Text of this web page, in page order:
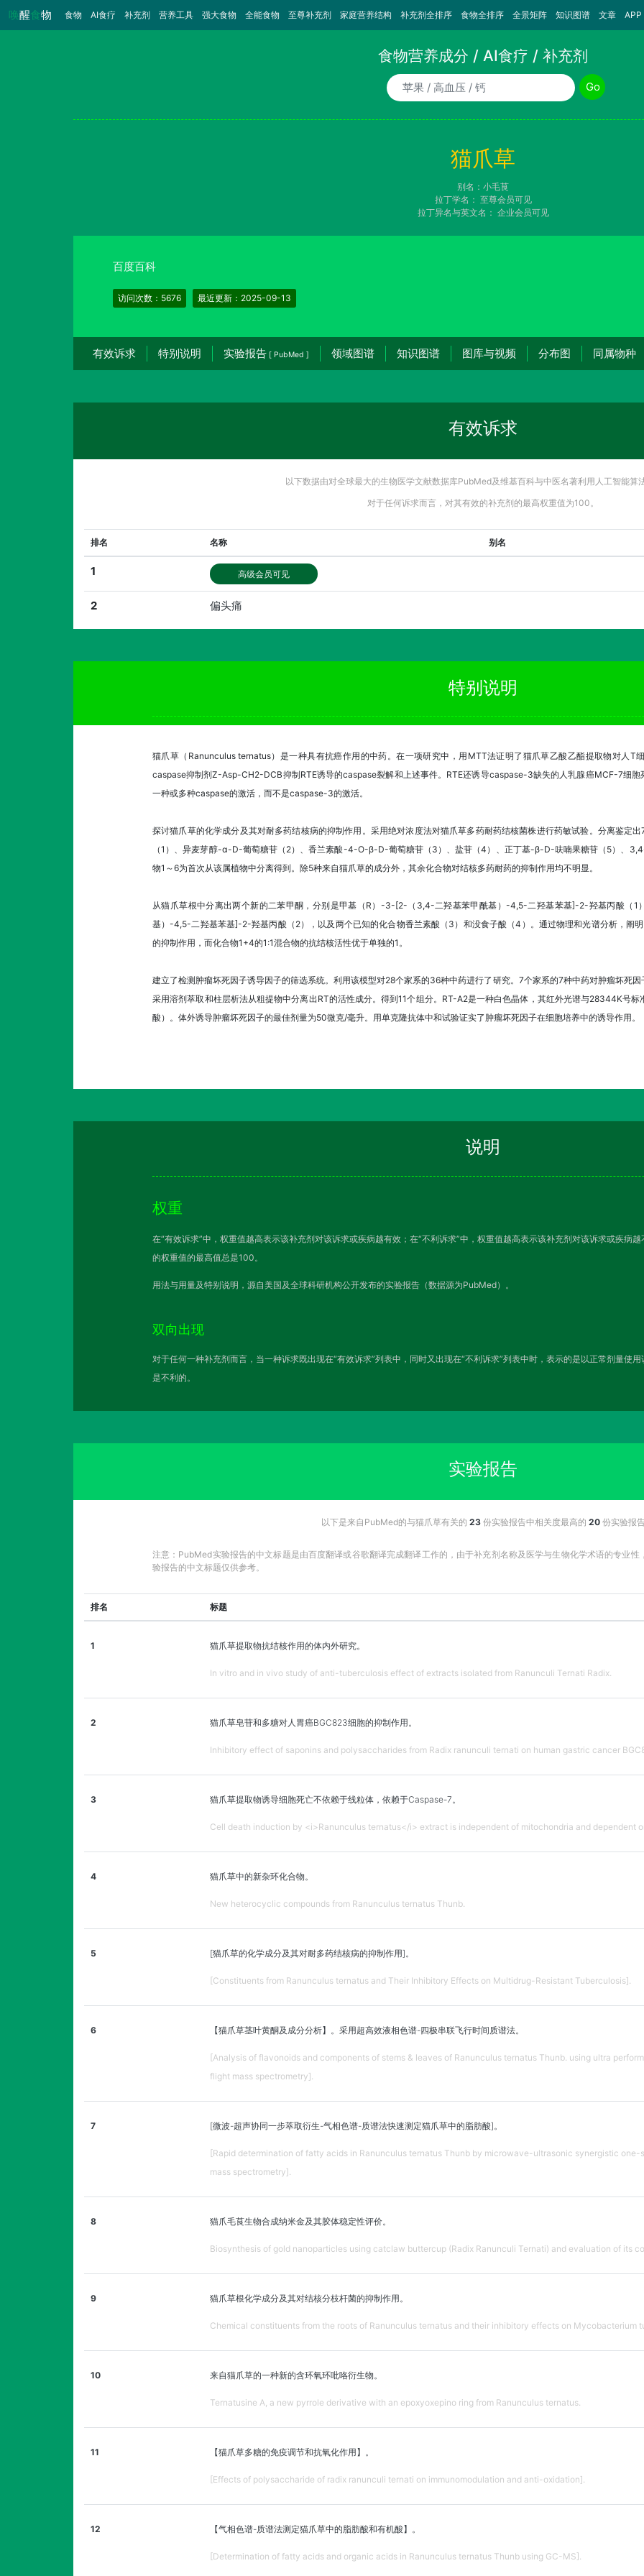
唤醒食物 食物 （当前）
AI食疗 补充剂 营养工具 强大食物 全能食物 至尊补充剂 家庭营养结构 补充剂全排序 食物全排序 全景矩阵 知识图谱 文章 APP
食物营养成分 / AI食疗 / 补充剂
食物/AI食疗诉求/补充剂名称
Go
猫爪草
别名：小毛茛
拉丁学名： 至尊会员可见
拉丁异名与英文名： 企业会员可见
百度百科
访问次数：5676 最近更新：2025-09-13
有效诉求 特别说明 实验报告 [ PubMed ] 领域图谱 知识图谱 图库与视频 分布图 同属物种
有效诉求
以下数据由对全球最大的生物医学文献数据库PubMed及维基百科与中医名著利用人工智能算
对于任何诉求而言，对其有效的补充剂的最高权重值为100。
排名 名称 别名
1 高级会员可见
2 偏头痛
特别说明
猫爪草（Ranunculus ternatus）是一种具有抗癌作用的中药。在一项研究中，用MTT法证明了猫爪草乙酸乙酯提取物对人T
caspase抑制剂Z-Asp-CH2-DCB抑制RTE诱导的caspase裂解和上述事件。RTE还诱导caspase-3缺失的人乳腺癌MCF-7细胞
一种或多种caspase的激活，而不是caspase-3的激活。
探讨猫爪草的化学成分及其对耐多药结核病的抑制作用。采用绝对浓度法对猫爪草多药耐药结核菌株进行药敏试验。分离鉴定
（1）、异麦芽醇-α-D-葡萄糖苷（2）、香兰素酸-4-O-β-D-葡萄糖苷（3）、盐苷（4）、正丁基-β-D-呋喃果糖苷（5）、
物1～6为首次从该属植物中分离得到。除5种来自猫爪草的成分外，其余化合物对结核多药耐药的抑制作用均不明显。
从猫爪草根中分离出两个新的二苯甲酮，分别是甲基（R）-3-[2-（3,4-二羟基苯甲酰基）-4,5-二羟基苯基]-2-羟基丙酸（
基）-4,5-二羟基苯基]-2-羟基丙酸（2），以及两个已知的化合物香兰素酸（3）和没食子酸（4）。通过物理和光谱分析，阐
的抑制作用，而化合物1+4的1:1混合物的抗结核活性优于单独的1。
建立了检测肿瘤坏死因子诱导因子的筛选系统。利用该模型对28个家系的36种中药进行了研究。7个家系的7种中药对肿瘤坏死因
采用溶剂萃取和柱层析法从粗提物中分离出RT的活性成分。得到11个组分。RT-A2是一种白色晶体，其红外光谱与28344K号
酸）。体外诱导肿瘤坏死因子的最佳剂量为50微克/毫升。用单克隆抗体中和试验证实了肿瘤坏死因子在细胞培养中的诱导作用。
说明
权重
在“有效诉求”中，权重值越高表示该补充剂对该诉求或疾病越有效；在“不利诉求”中，权重值越高表示该补充剂对该诉求或疾病
的权重值的最高值总是100。
用法与用量及特别说明，源自美国及全球科研机构公开发布的实验报告（数据源为PubMed）。
双向出现
对于任何一种补充剂而言，当一种诉求既出现在“有效诉求”列表中，同时又出现在“不利诉求”列表中时，表示的是以正常剂量使
是不利的。
实验报告
以下是来自PubMed的与猫爪草有关的 23份实验报告中相关度最高的 20份实验报
注意：PubMed实验报告的中文标题是由百度翻译或谷歌翻译完成翻译工作的，由于补充剂名称及医学与生物化学术语的专业
验报告的中文标题仅供参考。
排名 标题
1 猫爪草提取物抗结核作用的体内外研究。
In vitro and in vivo study of anti-tuberculosis effect of extracts isolated from Ranunculi Ternati Radix.
2 猫爪草皂苷和多糖对人胃癌BGC823细胞的抑制作用。
Inhibitory effect of saponins and polysaccharides from Radix ranunculi ternati on human gastric cancer
3 猫爪草提取物诱导细胞死亡不依赖于线粒体，依赖于Caspase-7。
Cell death induction by <i>Ranunculus ternatus</i> extract is independent of mitochondria and dependent
4 猫爪草中的新杂环化合物。
New heterocyclic compounds from Ranunculus ternatus Thunb.
5 [猫爪草的化学成分及其对耐多药结核病的抑制作用]。
[Constituents from Ranunculus ternatus and Their Inhibitory Effects on Multidrug-Resistant Tuberculosis].
6 【猫爪草茎叶黄酮及成分分析】。采用超高效液相色谱-四极串联飞行时间质谱法。
[Analysis of flavonoids and components of stems & leaves of Ranunculus ternatus Thunb. using ultra
flight mass spectrometry].
7 [微波-超声协同一步萃取衍生-气相色谱-质谱法快速测定猫爪草中的脂肪酸]。
[Rapid determination of fatty acids in Ranunculus ternatus Thunb by microwave-ultrasonic synergistic
mass spectrometry].
8 猫爪毛茛生物合成纳米金及其胶体稳定性评价。
Biosynthesis of gold nanoparticles using catclaw buttercup (Radix Ranunculi Ternati) and evaluation of its
9 猫爪草根化学成分及其对结核分枝杆菌的抑制作用。
Chemical constituents from the roots of Ranunculus ternatus and their inhibitory effects on Mycobacterium
10 来自猫爪草的一种新的含环氧环吡咯衍生物。
Ternatusine A, a new pyrrole derivative with an epoxyoxepino ring from Ranunculus ternatus.
11 【猫爪草多糖的免疫调节和抗氧化作用】。
[Effects of polysaccharide of radix ranunculi ternati on immunomodulation and anti-oxidation].
12 【气相色谱-质谱法测定猫爪草中的脂肪酸和有机酸】。
[Determination of fatty acids and organic acids in Ranunculus ternatus Thunb using GC-MS].